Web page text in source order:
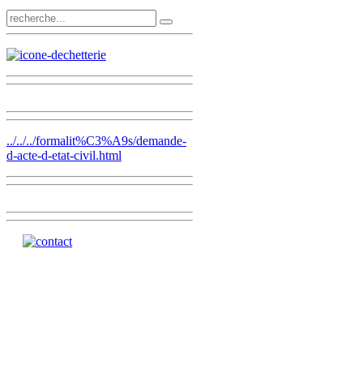
../../../formalit%C3%A9s/demande-
d-acte-d-etat-civil.html